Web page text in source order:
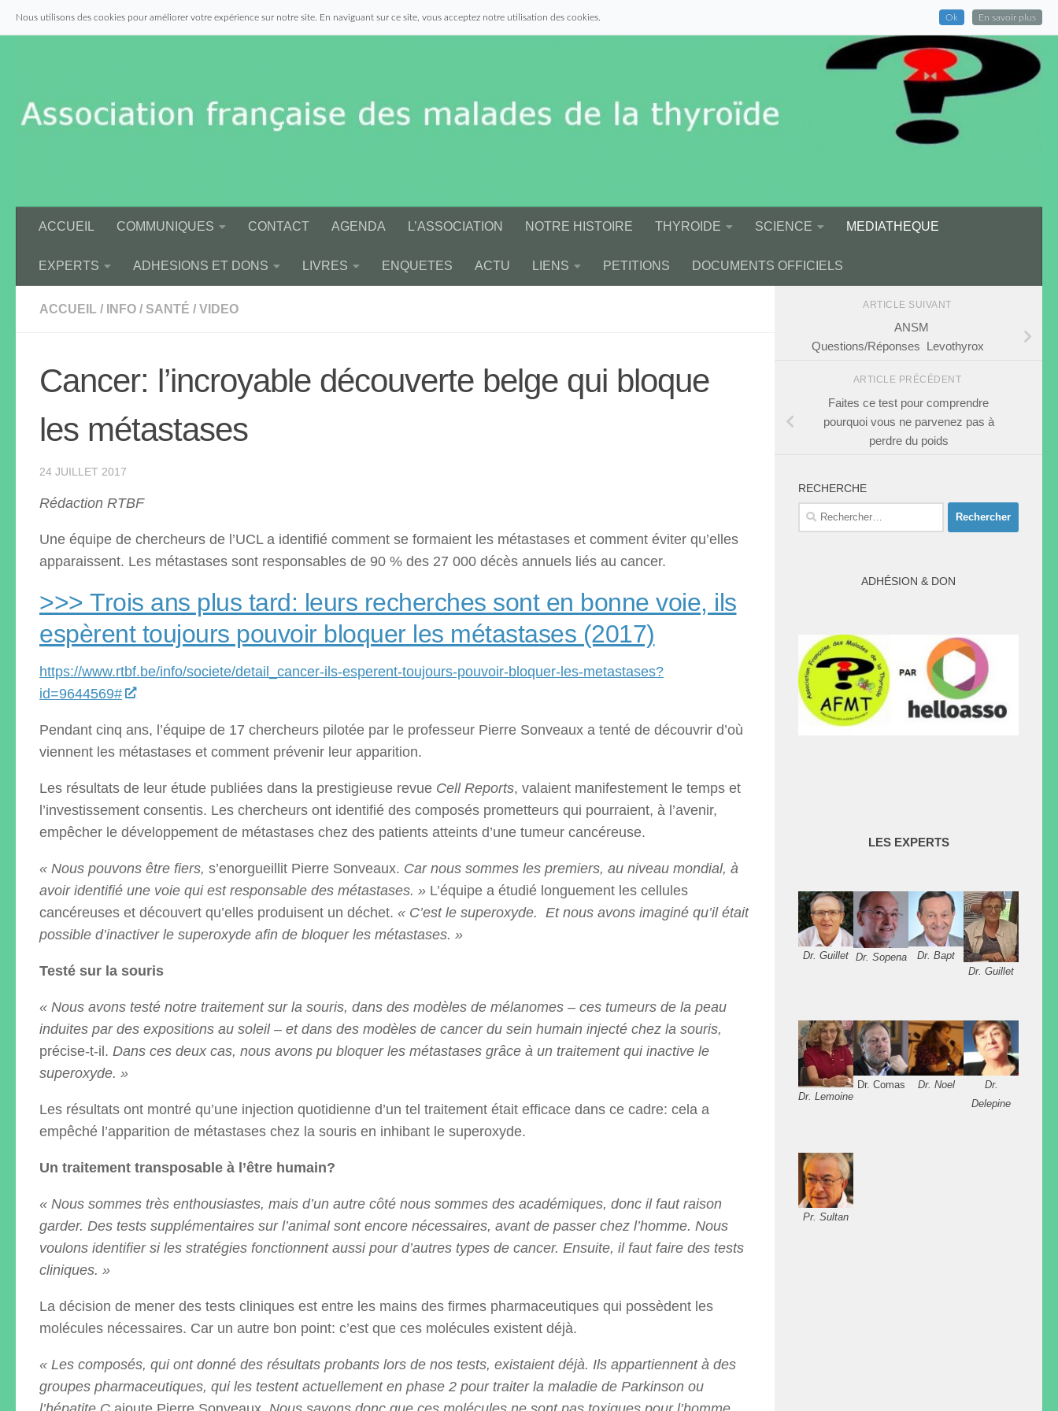
Skip to content
ACCUEIL COMMUNIQUES CONTACT AGENDA L’ASSOCIATION NOTRE HISTOIRE THYROIDE SCIENCE MEDIATHEQUE
EXPERTS ADHESIONS ET DONS LIVRES ENQUETES ACTU LIENS PETITIONS DOCUMENTS OFFICIELS
ACCUEIL / INFO / SANTÉ / VIDEO
Cancer: l’incroyable découverte belge qui bloque
les métastases
24 JUILLET 2017
Rédaction RTBF
Une équipe de chercheurs de l’UCL a identifié comment se formaient les métastases et comment éviter qu’elles
apparaissent. Les métastases sont responsables de 90 % des 27 000 décès annuels liés au cancer.
>>> Trois ans plus tard: leurs recherches sont en bonne voie, ils
espèrent toujours pouvoir bloquer les métastases (2017)
https://www.rtbf.be/info/societe/detail_cancer-ils-esperent-toujours-pouvoir-bloquer-les-metastases?
id=9644569#
Pendant cinq ans, l’équipe de 17 chercheurs pilotée par le professeur Pierre Sonveaux a tenté de découvrir d’où
viennent les métastases et comment prévenir leur apparition.
Les résultats de leur étude publiées dans la prestigieuse revue Cell Reports, valaient manifestement le temps et
l’investissement consentis. Les chercheurs ont identifié des composés prometteurs qui pourraient, à l’avenir,
empêcher le développement de métastases chez des patients atteints d’une tumeur cancéreuse.
« Nous pouvons être fiers, s’enorgueillit Pierre Sonveaux. Car nous sommes les premiers, au niveau mondial, à
avoir identifié une voie qui est responsable des métastases. » L’équipe a étudié longuement les cellules
cancéreuses et découvert qu’elles produisent un déchet. « C’est le superoxyde. Et nous avons imaginé qu’il était
possible d’inactiver le superoxyde afin de bloquer les métastases. »
Testé sur la souris
« Nous avons testé notre traitement sur la souris, dans des modèles de mélanomes – ces tumeurs de la peau
induites par des expositions au soleil – et dans des modèles de cancer du sein humain injecté chez la souris,
précise-t-il. Dans ces deux cas, nous avons pu bloquer les métastases grâce à un traitement qui inactive le
superoxyde. »
Les résultats ont montré qu’une injection quotidienne d’un tel traitement était efficace dans ce cadre: cela a
empêché l’apparition de métastases chez la souris en inhibant le superoxyde.
Un traitement transposable à l’être humain?
« Nous sommes très enthousiastes, mais d’un autre côté nous sommes des académiques, donc il faut raison
garder. Des tests supplémentaires sur l’animal sont encore nécessaires, avant de passer chez l’homme. Nous
voulons identifier si les stratégies fonctionnent aussi pour d’autres types de cancer. Ensuite, il faut faire des tests
cliniques. »
La décision de mener des tests cliniques est entre les mains des firmes pharmaceutiques qui possèdent les
molécules nécessaires. Car un autre bon point: c’est que ces molécules existent déjà.
« Les composés, qui ont donné des résultats probants lors de nos tests, existaient déjà. Ils appartiennent à des
groupes pharmaceutiques, qui les testent actuellement en phase 2 pour traiter la maladie de Parkinson ou
ARTICLE SUIVANT
ANSM
Questions/Réponses Levothyrox
ARTICLE PRÉCÉDENT
Faites ce test pour comprendre
pourquoi vous ne parvenez pas à
perdre du poids
RECHERCHE
Rechercher :
ADHÉSION & DON
LES EXPERTS
Dr. Guillet Dr. Sopena
Dr. Bapt
Dr. Guillet
Dr. Lemoine
Dr. Comas Dr. Noel
Dr.
Delepine
Pr. Sultan
Nous utilisons des cookies pour améliorer votre expérience sur notre site. En naviguant sur ce site, vous acceptez notre utilisation des cookies. Ok En savoir plus